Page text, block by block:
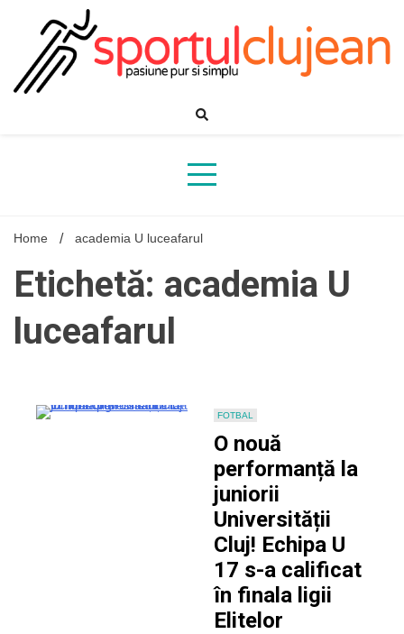
Home academia U luceafarul
Etichetă: academia U
luceafarul
FOTBAL
O nouă
performanță la
juniorii
Universității
Cluj! Echipa U
17 s-a calificat
în finala ligii
Elitelor